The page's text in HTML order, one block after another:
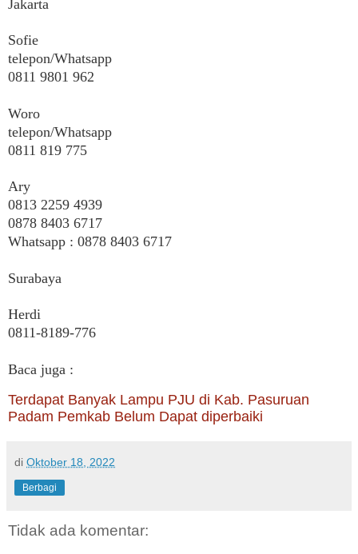
Jakarta
Sofie
telepon/Whatsapp
0811 9801 962
Woro
telepon/Whatsapp
0811 819 775
Ary
0813 2259 4939
0878 8403 6717
Whatsapp : 0878 8403 6717
Surabaya
Herdi
0811-8189-776
Baca juga :
Terdapat Banyak Lampu PJU di Kab. Pasuruan
Padam Pemkab Belum Dapat diperbaiki
di Oktober 18, 2022
Berbagi
Tidak ada komentar: